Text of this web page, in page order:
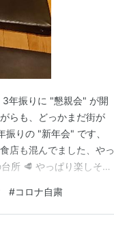
3年振りに "懇親会" が開
らも、どっかまだ街が
りの "新年会" です、
店も混んでました、やっ
所 🥩 やっぱり楽しそう
#コロナ自粛